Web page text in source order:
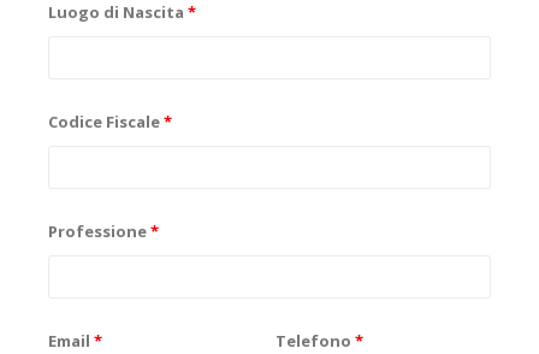
Luogo di Nascita *
Codice Fiscale*
Professione*
Email * Telefono *